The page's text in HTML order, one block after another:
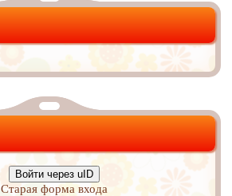
Войти через uID
Старая форма входа